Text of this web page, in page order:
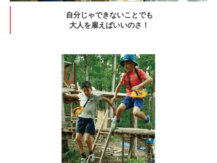
自分じゃできないことでも
大人を雇えばいいのさ！